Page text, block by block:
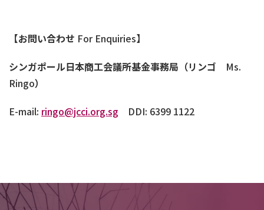
【お問い合わせ For Enquiries】
シンガポール日本商工会議所基金事務局（リンゴ Ms.
Ringo）
E-mail: ringo@jcci.org.sg DDI: 6399 1122